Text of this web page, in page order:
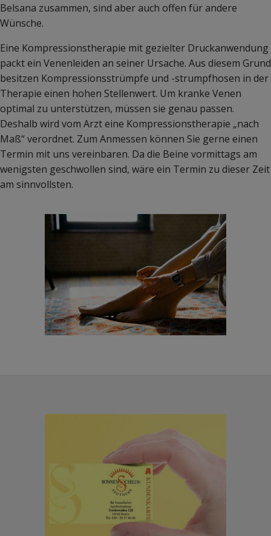
Belsana zusammen, sind aber auch offen für andere
Wünsche.
Eine Kompressionstherapie mit gezielter Druckanwendung
packt ein Venenleiden an seiner Ursache. Aus diesem Grund
besitzen Kompressionsstrümpfe und -strumpfhosen in der
Therapie einen hohen Stellenwert. Um kranke Venen
optimal zu unterstützen, müssen sie genau passen.
Deshalb wird vom Arzt eine Kompressionstherapie „nach
Maß“ verordnet. Zum Anmessen können Sie gerne einen
Termin mit uns vereinbaren. Da die Beine vormittags am
wenigsten geschwollen sind, wäre ein Termin zu dieser Zeit
am sinnvollsten.